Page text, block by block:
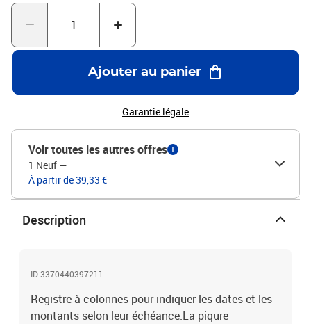
Ajouter au panier
Garantie légale
Voir toutes les autres offres 1
1 Neuf —
À partir de 39,33 €
Description
ID 3370440397211
Registre à colonnes pour indiquer les dates et les
montants selon leur échéance.La piqure